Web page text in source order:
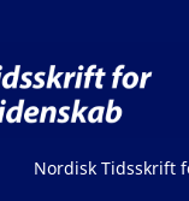
Nordisk Tidsskrift